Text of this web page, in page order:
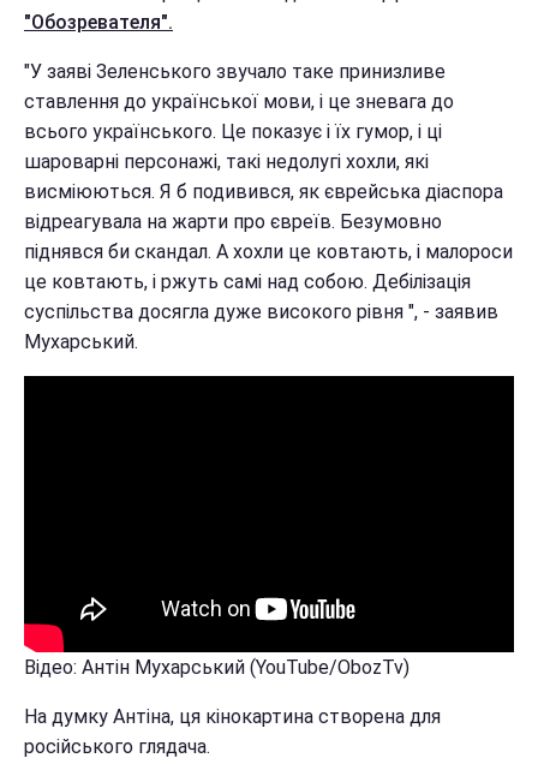
"Обозревателя".
"У заяві Зеленського звучало таке принизливе
ставлення до української мови, і це зневага до
всього українського. Це показує і їх гумор, і ці
шароварні персонажі, такі недолугі хохли, які
висміюються. Я б подивився, як єврейська діаспора
відреагувала на жарти про євреїв. Безумовно
піднявся би скандал. А хохли це ковтають, і малороси
це ковтають, і ржуть самі над собою. Дебілізація
суспільства досягла дуже високого рівня ", - заявив
Мухарський.
Відео: Антін Мухарський (YouTube/ObozTv)
На думку Антіна, ця кінокартина створена для
російського глядача.